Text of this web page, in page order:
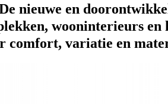
nieuwe en
wooninterieurs en
comfort, variatie en